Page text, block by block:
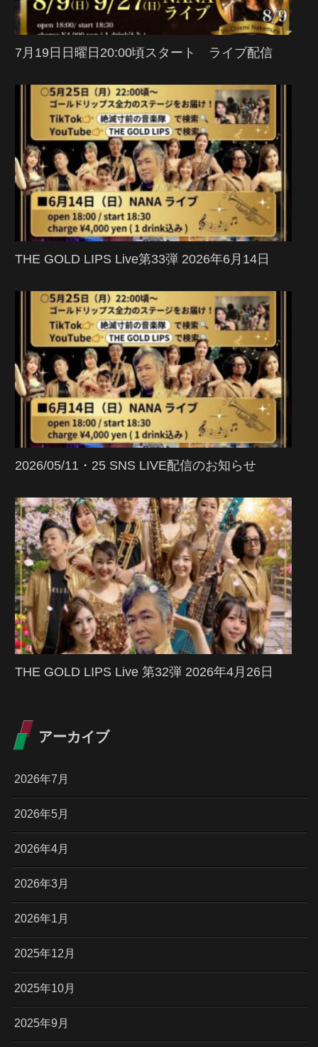
7月19日日曜日20:00頃スタート ライブ配信
THE GOLD LIPS Live第33弾 2026年6月14日
2026/05/11・25 SNS LIVE配信のお知らせ
THE GOLD LIPS Live 第32弾 2026年4月26日
アーカイブ
2026年7月
2026年5月
2026年4月
2026年3月
2026年1月
2025年12月
2025年10月
2025年9月